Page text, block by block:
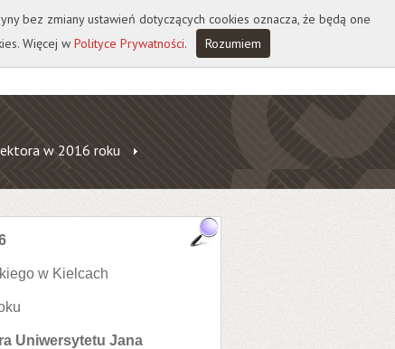
w 2016 roku
w Kielcach
Uniwersytetu Jana
bez zmiany ustawień dotyczących cookies oznacza, że będą one
Więcej w Polityce Prywatności. Rozumiem